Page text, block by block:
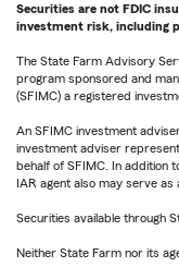
Securities are not FDIC
investment risk, including
The State Farm Advisory
program sponsored and
(SFIMC) a registered
An SFIMC investment
investment adviser
behalf of SFIMC. In addition
IAR agent also may serve
Securities available through
Neither State Farm nor its